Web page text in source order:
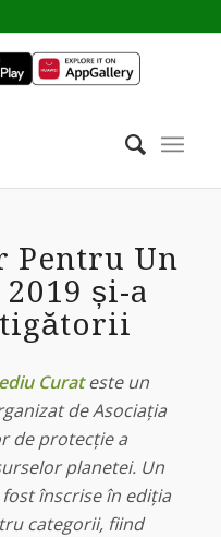
Pentru Un
și-a
Curateste un
de Asociația
de protecție a
planetei. Un
înscrise în ediția
categorii, fiind